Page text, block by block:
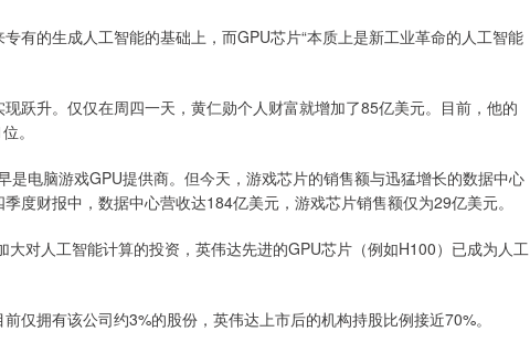
有的生成人工智能的基础上，而GPU芯片“本质上是新工业革命的人工智能
跃升。仅仅在周四一天，黄仁勋个人财富就增加了85亿美元。目前，他的
。
电脑游戏GPU提供商。但今天，游戏芯片的销售额与迅猛增长的数据中心
度财报中，数据中心营收达184亿美元，游戏芯片销售额仅为29亿美元。
对人工智能计算的投资，英伟达先进的GPU芯片（例如H100）已成为人工
仅拥有该公司约3%的股份，英伟达上市后的机构持股比例接近70%。